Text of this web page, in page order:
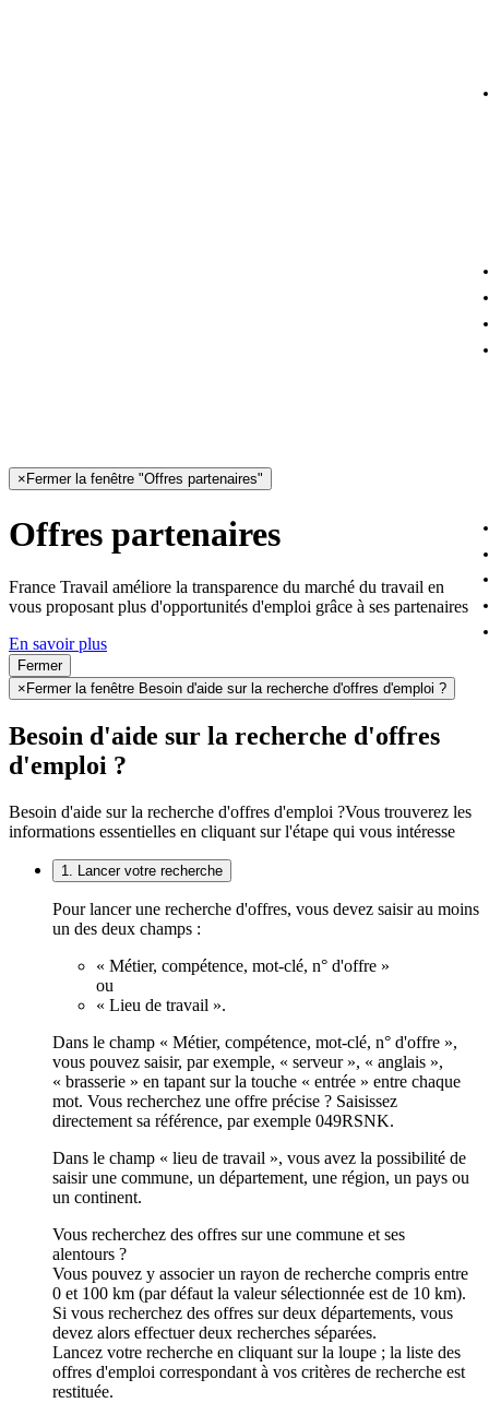
× Fermer la fenêtre "Offres partenaires"
Offres partenaires
France Travail améliore la transparence du marché du travail en
vous proposant plus d'opportunités d'emploi grâce à ses partenaires
En savoir plus
Fermer
× Fermer la fenêtre Besoin d'aide sur la recherche d'offres d'emploi ?
Besoin d'aide sur la recherche d'offres
d'emploi ?
Besoin d'aide sur la recherche d'offres d'emploi ?Vous trouverez les
informations essentielles en cliquant sur l'étape qui vous intéresse
1. Lancer votre recherche
Pour lancer une recherche d'offres, vous devez saisir au moins
un des deux champs :
« Métier, compétence, mot-clé, n° d'offre »
ou
« Lieu de travail ».
Dans le champ « Métier, compétence, mot-clé, n° d'offre »,
vous pouvez saisir, par exemple, « serveur », « anglais »,
« brasserie » en tapant sur la touche « entrée » entre chaque
mot. Vous recherchez une offre précise ? Saisissez
directement sa référence, par exemple 049RSNK.
Dans le champ « lieu de travail », vous avez la possibilité de
saisir une commune, un département, une région, un pays ou
un continent.
Vous recherchez des offres sur une commune et ses
alentours ?
Vous pouvez y associer un rayon de recherche compris entre
0 et 100 km (par défaut la valeur sélectionnée est de 10 km).
Si vous recherchez des offres sur deux départements, vous
devez alors effectuer deux recherches séparées.
Lancez votre recherche en cliquant sur la loupe ; la liste des
offres d'emploi correspondant à vos critères de recherche est
restituée.